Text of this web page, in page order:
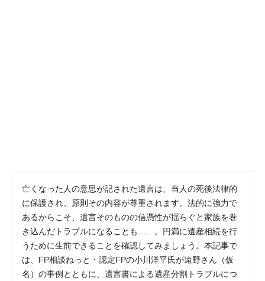
亡くなった人の意思が記された遺言は、当人の死後法律的
に保護され、原則その内容が尊重されます。法的に強力で
あるからこそ、遺言そのものの信憑性が揺らぐと家族を巻
き込んだトラブルになることも……。円満に遺産相続を行
うために生前できることを確認してみましょう。本記事で
は、FP相談ねっと・認定FPの小川洋平氏が遠野さん（仮
名）の事例とともに、遺言書による遺産分割トラブルにつ